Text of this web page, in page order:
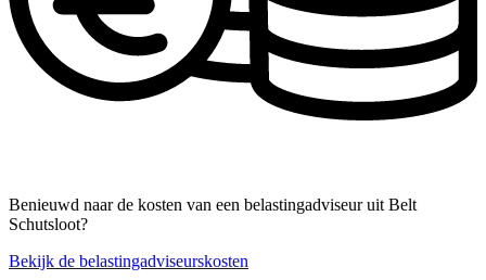
Benieuwd naar de kosten van een belastingadviseur uit Belt
Schutsloot?
Bekijk de belastingadviseurskosten